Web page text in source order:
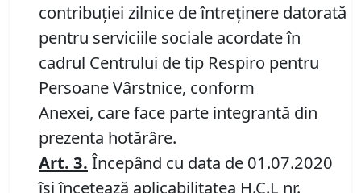
contribuţiei zilnice de întreţinere datorată
pentru serviciile sociale acordate în
cadrul Centrului de tip Respiro pentru
Persoane Vârstnice, conform
Anexei, care face parte integrantă din
prezenta hotărâre.
Art. 3. Începând cu data de 01.07.2020
îşi încetează aplicabilitatea H.C.L nr.